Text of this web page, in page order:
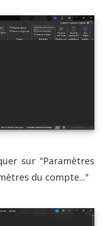
sur "Paramètres
du compte..."